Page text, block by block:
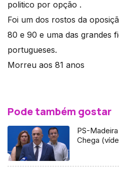
politico por opção .
Foi um dos rostos da
80 e 90 e uma das grandes
portugueses.
Morreu aos 81 anos
Pode também gostar
PS-
Chega